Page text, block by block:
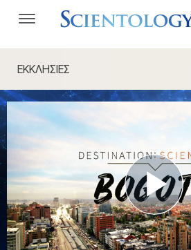
ΕΚΚΛΗΣΙΕΣ